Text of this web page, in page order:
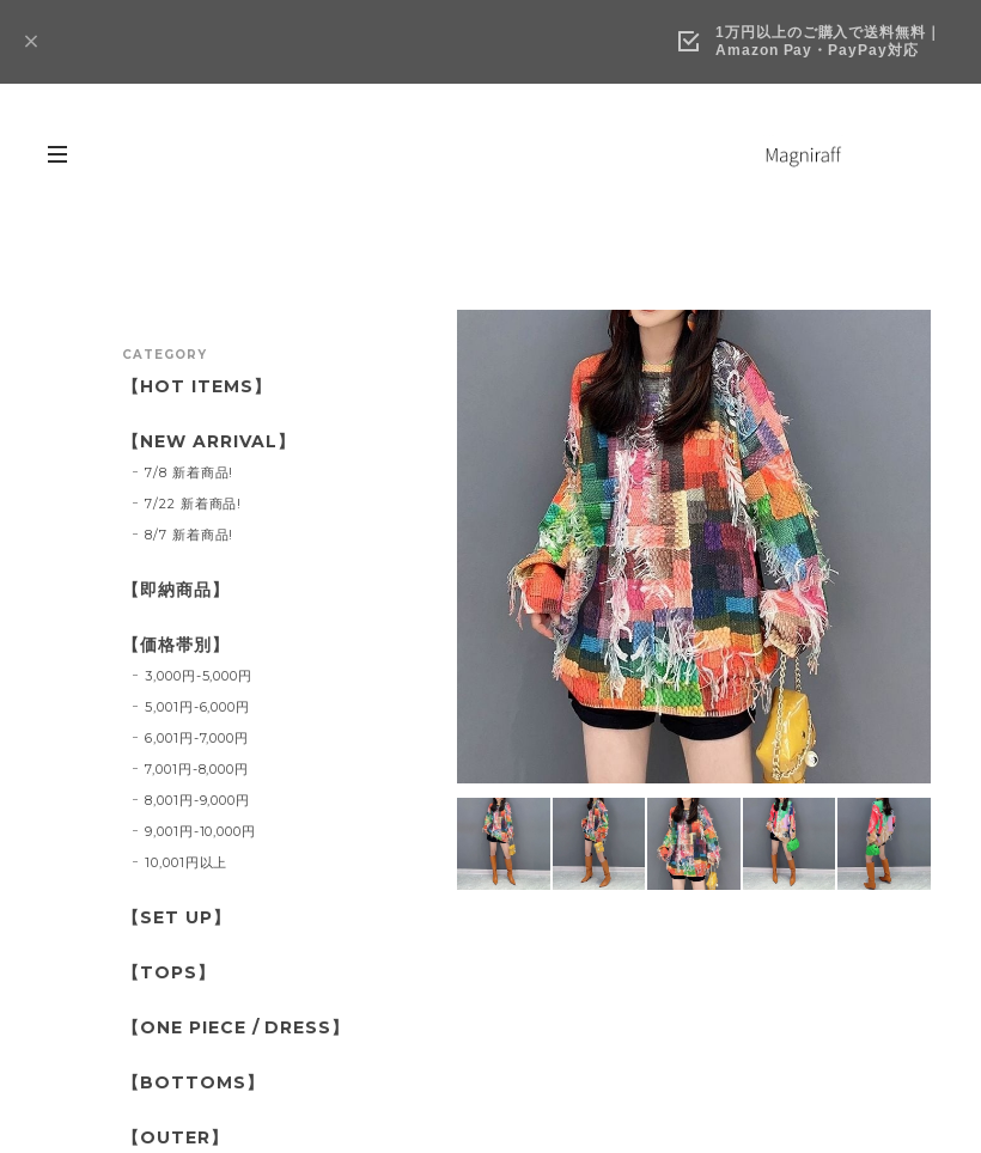
1万円以上のご購入で送料無料｜
Amazon Pay・PayPay対応
CATEGORY
【HOT ITEMS】
【NEW ARRIVAL】
7/8 新着商品!
7/22 新着商品!
8/7 新着商品!
【即納商品】
【価格帯別】
3,000円-5,000円
5,001円-6,000円
6,001円-7,000円
7,001円-8,000円
8,001円-9,000円
9,001円-10,000円
10,001円以上
【SET UP】
【TOPS】
【ONE PIECE / DRESS】
【BOTTOMS】
【OUTER】